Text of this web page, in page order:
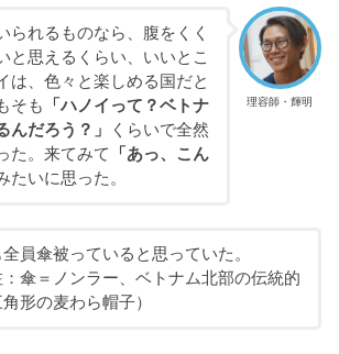
理容師・輝明
られるものなら、腹をくく
と思えるくらい、いいとこ
は、色々と楽しめる国だと
そも
「ハノイって？ベトナ
んだろう？」
くらいで全然
た。来てみて
「あっ、こん
たいに思った。
員傘被っていると思っていた。
：傘＝ノンラー、ベトナム北部の伝統的
形の麦わら帽子）